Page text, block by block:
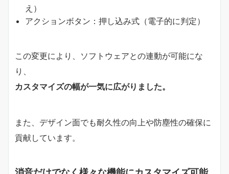
え）
アクションボタン：押し込み式（電子的に判定）
この変更により、ソフトウェアとの連動が可能にな
り、
カスタマイズの幅が一気に広がりました。
また、デザイン面でも耐久性の向上や防塵性の確保に
貢献しています。